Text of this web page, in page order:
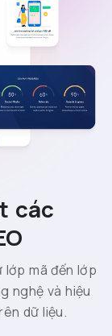
các
mã đến lớp
nghệ và hiệu
dữ liệu.